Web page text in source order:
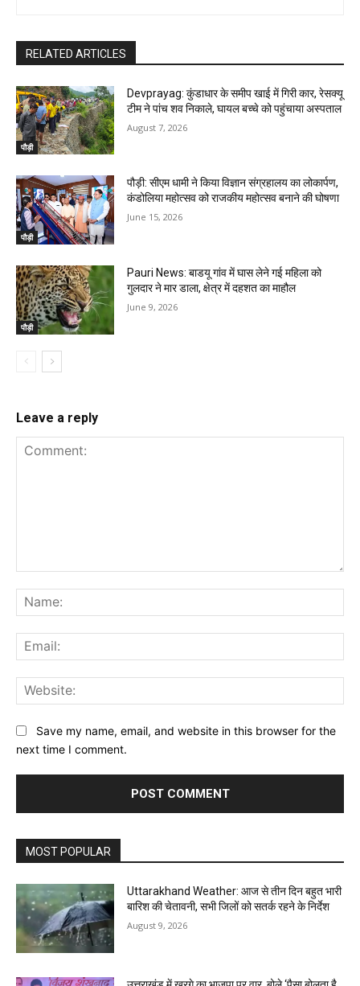
RELATED ARTICLES
पौड़ी
Devprayag: कुंडाधार के समीप खाई में गिरी कार, रेसक्यू
टीम ने पांच शव निकाले, घायल बच्चे को पहुंचाया अस्पताल
August 7, 2026
पौड़ी
पौड़ी: सीएम धामी ने किया विज्ञान संग्रहालय का लोकार्पण,
कंडोलिया महोत्सव को राजकीय महोत्सव बनाने की घोषणा
June 15, 2026
पौड़ी
Pauri News: बाडयू गांव में घास लेने गई महिला को
गुलदार ने मार डाला, क्षेत्र में दहशत का माहौल
June 9, 2026
Leave a reply
Save my name, email, and website in this browser for the
next time I comment.
MOST POPULAR
Uttarakhand Weather: आज से तीन दिन बहुत भारी
बारिश की चेतावनी, सभी जिलों को सतर्क रहने के निर्देश
August 9, 2026